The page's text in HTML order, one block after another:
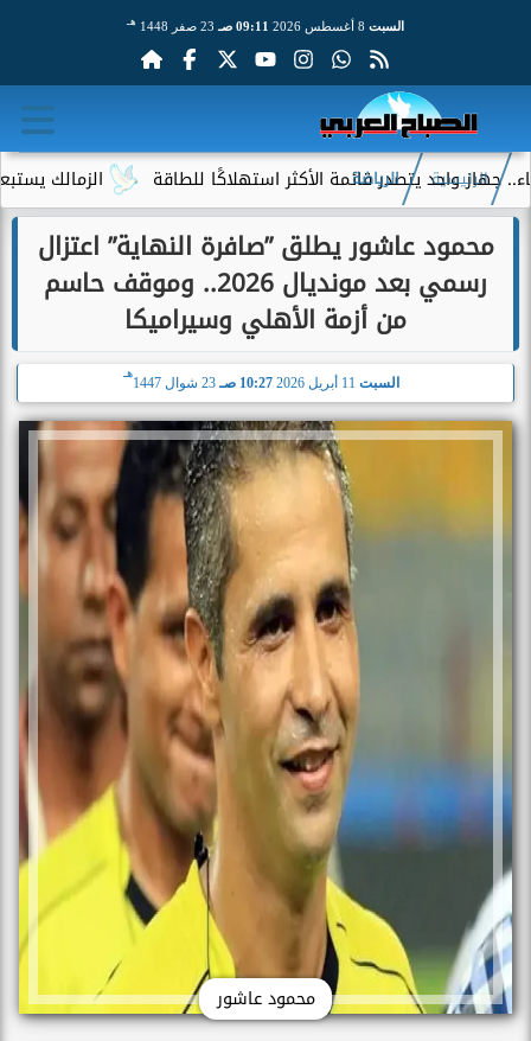
السبت 09:11 صـ 23 صفر 1448 هـ
الزمالك يستبعد 4 لاعبين شباب من حساباته في الموسم الجديد يتصدر قائمة الأكثر استهلاكًا للطاقة
الرئيسية الرياضة
محمود عاشور يطلق ”صافرة النهاية” اعتزال
رسمي بعد مونديال 2026.. وموقف حاسم
من أزمة الأهلي وسيراميكا
السبت 10:27 صـ 23 شوال 1447
هـ
محمود عاشور